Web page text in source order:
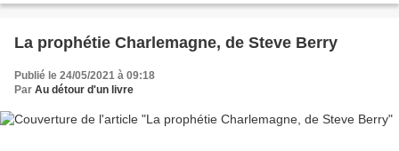
La prophétie Charlemagne, de Steve Berry
Publié le 24/05/2021 à 09:18
Par Au détour d'un livre